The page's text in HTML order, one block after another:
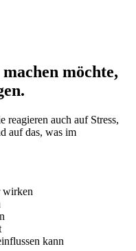
möchte,
reagieren auch auf Stress,
auf das, was im
wirken
kann